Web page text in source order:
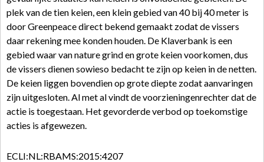
plek van de tien keien, een klein gebied van 40 bij 40 meter is
door Greenpeace direct bekend gemaakt zodat de vissers
daar rekening mee konden houden. De Klaverbank is een
gebied waar van nature grind en grote keien voorkomen, dus
de vissers dienen sowieso bedacht te zijn op keien in de netten.
De keien liggen bovendien op grote diepte zodat aanvaringen
zijn uitgesloten. Al met al vindt de voorzieningenrechter dat de
actie is toegestaan. Het gevorderde verbod op toekomstige
acties is afgewezen.
ECLI:NL:RBAMS:2015:4207